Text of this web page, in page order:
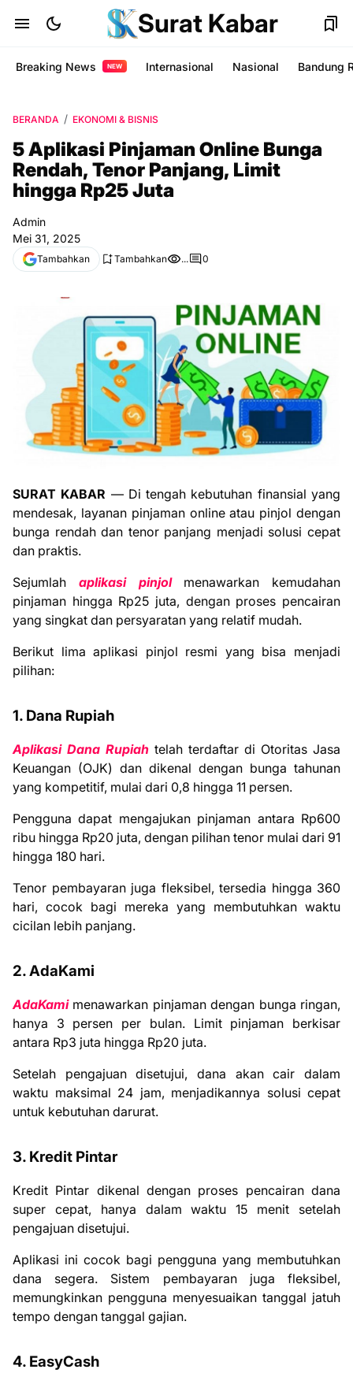
Surat Kabar
Breaking News NEW Internasional Nasional Bandung
BERANDA EKONOMI & BISNIS
5 Aplikasi Pinjaman Online Bunga
Rendah, Tenor Panjang, Limit
hingga Rp25 Juta
Admin
Mei 31, 2025
Tambahkan Tambahkan ... 0
SURAT KABAR — Di tengah kebutuhan finansial yang
mendesak, layanan pinjaman online atau pinjol dengan
bunga rendah dan tenor panjang menjadi solusi cepat
dan praktis.
Sejumlah aplikasi pinjolmenawarkan kemudahan
pinjaman hingga Rp25 juta, dengan proses pencairan
yang singkat dan persyaratan yang relatif mudah.
Berikut lima aplikasi pinjol resmi yang bisa menjadi
pilihan:
1. Dana Rupiah
Aplikasi Dana Rupiah telah terdaftar di Otoritas Jasa
Keuangan (OJK) dan dikenal dengan bunga tahunan
yang kompetitif, mulai dari 0,8 hingga 11 persen.
Pengguna dapat mengajukan pinjaman antara Rp600
ribu hingga Rp20 juta, dengan pilihan tenor mulai dari 91
hingga 180 hari.
Tenor pembayaran juga fleksibel, tersedia hingga 360
hari, cocok bagi mereka yang membutuhkan waktu
cicilan lebih panjang.
2. AdaKami
AdaKamimenawarkan pinjaman dengan bunga ringan,
hanya 3 persen per bulan. Limit pinjaman berkisar
antara Rp3 juta hingga Rp20 juta.
Setelah pengajuan disetujui, dana akan cair dalam
waktu maksimal 24 jam, menjadikannya solusi cepat
untuk kebutuhan darurat.
3. Kredit Pintar
Kredit Pintar dikenal dengan proses pencairan dana
super cepat, hanya dalam waktu 15 menit setelah
pengajuan disetujui.
Aplikasi ini cocok bagi pengguna yang membutuhkan
dana segera. Sistem pembayaran juga fleksibel,
memungkinkan pengguna menyesuaikan tanggal jatuh
tempo dengan tanggal gajian.
4. EasyCash